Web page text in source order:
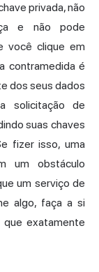
privada, não
e não pode
você clique em
contramedida é
dos seus dados
solicitação de
suas chaves
fizer isso, uma
um obstáculo
um serviço de
algo, faça a si
exatamente